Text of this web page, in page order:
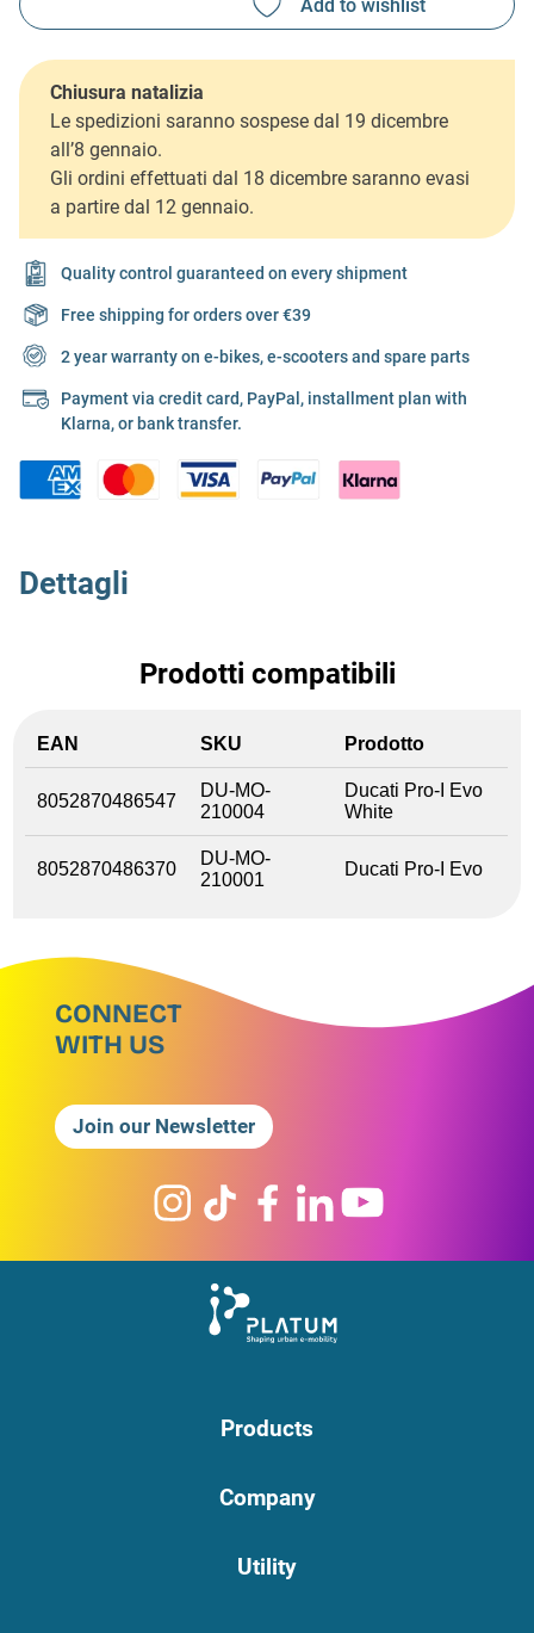
Chiusura natalizia
Le spedizioni saranno sospese dal 19 dicembre
all’8 gennaio.
Gli ordini effettuati dal 18 dicembre saranno evasi
a partire dal 12 gennaio.
Quality control guaranteed on every shipment
Free shipping for orders over €39
2 year warranty on e-bikes, e-scooters and spare parts
Payment via credit card, PayPal, installment plan with
Klarna, or bank transfer.
Dettagli
Prodotti compatibili
EAN SKU Prodotto
8052870486547
DU-MO-
210004
Ducati Pro-I Evo
White
8052870486370
DU-MO-
210001
Ducati Pro-I Evo
CONNECT
WITH US
Join our Newsletter
Products
Company
Utility